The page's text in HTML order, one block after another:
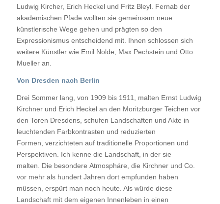
Ludwig Kircher, Erich Heckel und Fritz Bleyl. Fernab der
akademischen Pfade wollten sie gemeinsam neue
künstlerische Wege gehen und prägten so den
Expressionismus entscheidend mit. Ihnen schlossen sich
weitere Künstler wie Emil Nolde, Max Pechstein und Otto
Mueller an.
Von Dresden nach Berlin
Drei Sommer lang, von 1909 bis 1911, malten Ernst Ludwig
Kirchner und Erich Heckel an den Moritzburger Teichen vor
den Toren Dresdens, schufen Landschaften und Akte in
leuchtenden Farbkontrasten und reduzierten
Formen, verzichteten auf traditionelle Proportionen und
Perspektiven. Ich kenne die Landschaft, in der sie
malten. Die besondere Atmosphäre, die Kirchner und Co.
vor mehr als hundert Jahren dort empfunden haben
müssen, erspürt man noch heute. Als würde diese
Landschaft mit dem eigenen Innenleben in einen